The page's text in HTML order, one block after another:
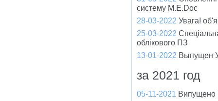
систему M.E.Doc
28-03-2022 Увага!
25-03-2022
облікового ПЗ
13-01-2022 Выпущен
за 2021 год
05-11-2021 Випущено